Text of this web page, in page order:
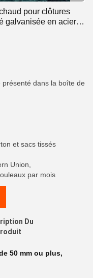
pour clôtures
galvanisée en acier
dans la boîte de
et sacs tissés
Union,
par mois
Du
50 mm ou plus,